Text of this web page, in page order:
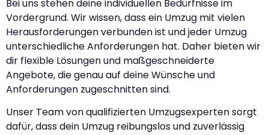
Bei uns stehen deine individuellen Bedürfnisse im
Vordergrund. Wir wissen, dass ein Umzug mit vielen
Herausforderungen verbunden ist und jeder Umzug
unterschiedliche Anforderungen hat. Daher bieten wir
dir flexible Lösungen und maßgeschneiderte
Angebote, die genau auf deine Wünsche und
Anforderungen zugeschnitten sind.
Unser Team von qualifizierten Umzugsexperten sorgt
dafür, dass dein Umzug reibungslos und zuverlässig